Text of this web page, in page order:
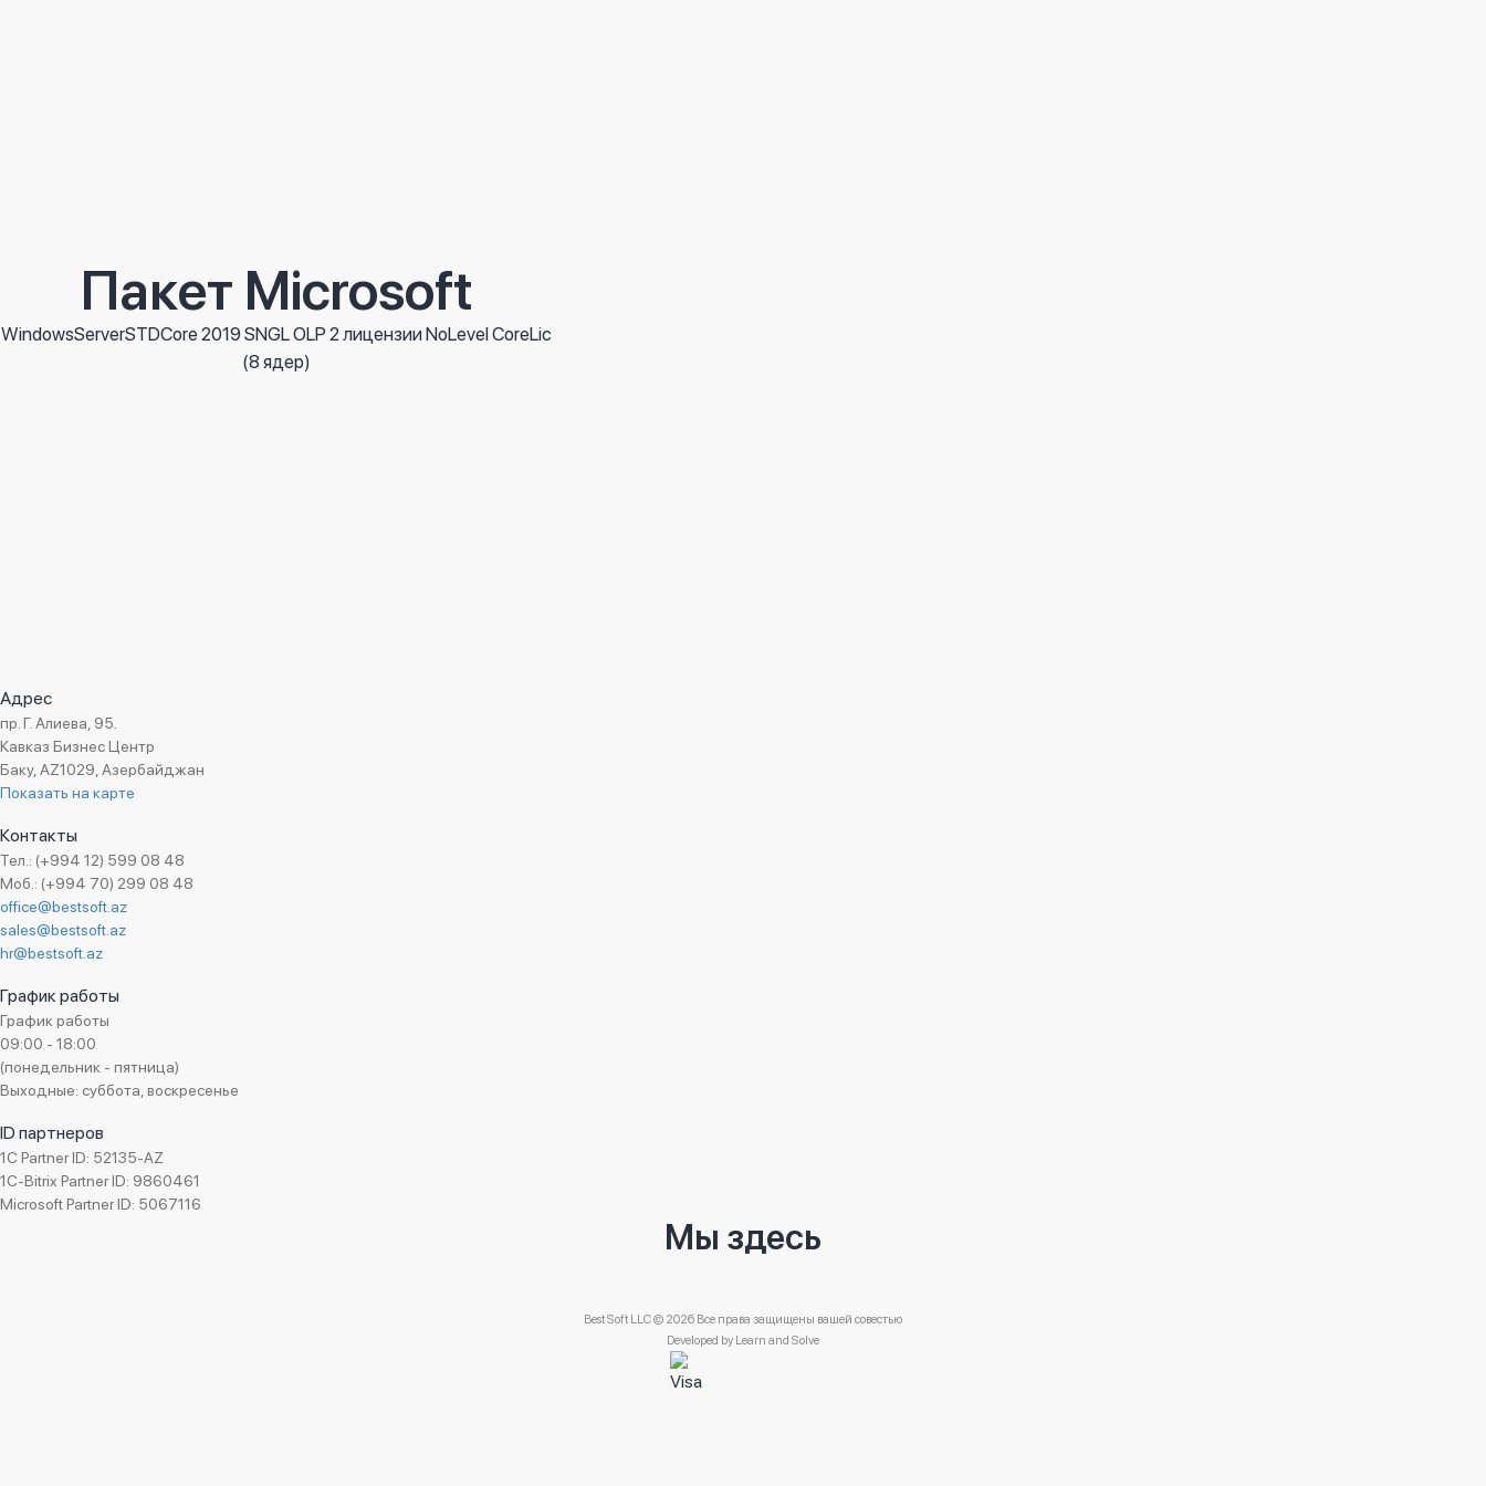
Бумага для чекового принтера; Размер: 114 мм; Количество листов: 2000;
0,95 AZN
Подробнее
Пакет Microsoft
WindowsServerSTDCore 2019 SNGL OLP 2 лицензии NoLevel CoreLic
(8 ядер)
Адрес
пр. Г. Алиева, 95.
Кавказ Бизнес Центр
Баку, AZ1029, Азербайджан
Показать на карте
Контакты
Тел.: (+994 12) 599 08 48
Моб.: (+994 70) 299 08 48
office@bestsoft.az
sales@bestsoft.az
hr@bestsoft.az
График работы
График работы
09:00 - 18:00
(понедельник - пятница)
Выходные: суббота, воскресенье
ID партнеров
1C Partner ID: 52135-AZ
1C-Bitrix Partner ID: 9860461
Microsoft Partner ID: 5067116
Мы здесь
Best Soft LLC © 2026 Все права защищены вашей совестью
Developed by Learn and Solve